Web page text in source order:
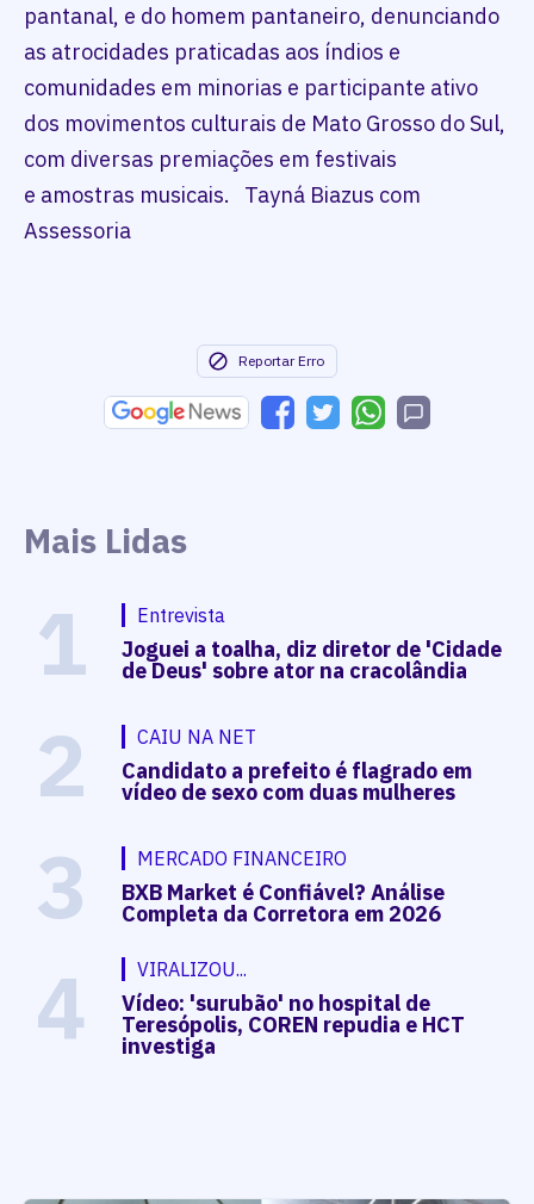
pantanal, e do homem pantaneiro, denunciando
as atrocidades praticadas aos índios e
comunidades em minorias e participante ativo
dos movimentos culturais de Mato Grosso do Sul,
com diversas premiações em festivais
e amostras musicais. Tayná Biazus com
Assessoria
Reportar Erro
Mais Lidas
1 Entrevista
Joguei a toalha, diz diretor de 'Cidade
de Deus' sobre ator na cracolândia
2 CAIU NA NET
Candidato a prefeito é flagrado em
vídeo de sexo com duas mulheres
3 MERCADO FINANCEIRO
BXB Market é Confiável? Análise
Completa da Corretora em 2026
4 VIRALIZOU...
Vídeo: 'surubão' no hospital de
Teresópolis, COREN repudia e HCT
investiga